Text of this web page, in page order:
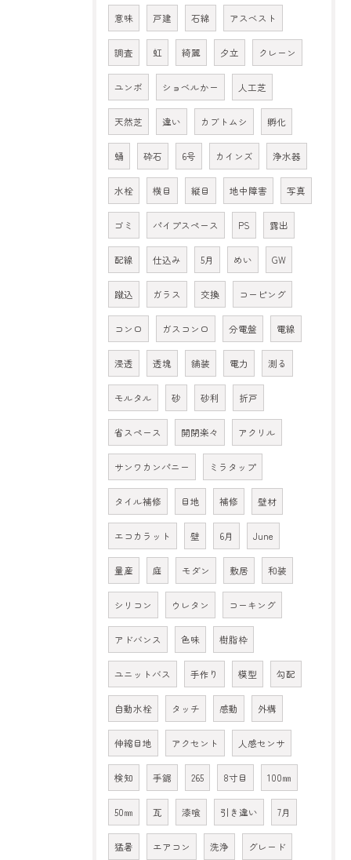
意味 戸建 石綿 アスベスト
調査 虹 綺麗 夕立 クレーン
ユンボ ショベルかー 人工芝
天然芝 違い カブトムシ 孵化
蛹 砕石 6号 カインズ 浄水器
水栓 横目 縦目 地中障害 写真
ゴミ パイプスペース PS 露出
配線 仕込み 5月 めい GW
蹴込 ガラス 交換 コーピング
コンロ ガスコンロ 分電盤 電線
浸透 透塊 舗装 電力 測る
モルタル 砂 砂利 折戸
省スペース 開閉楽々 アクリル
サンワカンパニー ミラタップ
タイル補修 目地 補修 壁材
エコカラット 壁 6月 June
量産 庭 モダン 敷居 和装
シリコン ウレタン コーキング
アドバンス 色味 樹脂枠
ユニットバス 手作り 模型 勾配
自動水栓 タッチ 感動 外構
伸縮目地 アクセント 人感センサ
検知 手鋸 265 8寸目 100㎜
50㎜ 瓦 漆喰 引き違い 7月
猛暑 エアコン 洗浄 グレード